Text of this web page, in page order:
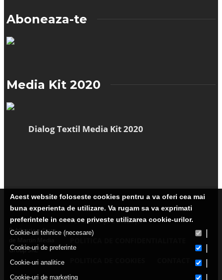
Aboneaza-te
Media Kit 2020
Dialog Textil Media Kit 2020
Publicatie editata
Group SRL
TERMENI ȘI CONDIȚII
Acest website foloseste cookies pentru a va oferi cea mai
buna experienta de utilizare. Va rugam sa va exprimati
preferintele in ceea ce priveste utilizarea cookie-urilor.
Cookie-uri tehnice (necesare)
Cookie-uri de preferinte
Cookie-uri analitice
Cookie-uri de marketing